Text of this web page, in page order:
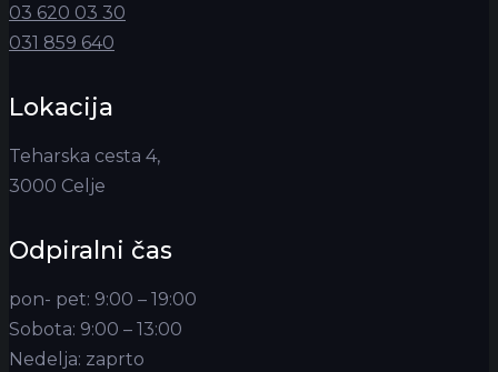
03 620 03 30
031 859 640
Lokacija
Teharska cesta 4,
3000 Celje
Odpiralni čas
pon- pet: 9:00 – 19:00
Sobota: 9:00 – 13:00
Nedelja: zaprto